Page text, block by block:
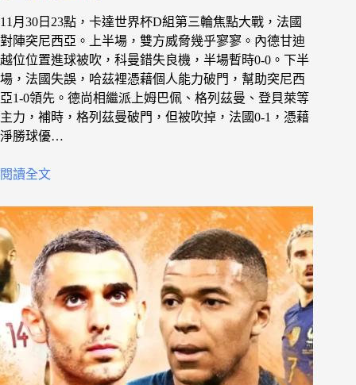
11月30日23點，卡達世界杯D組第三輪焦點大戰，法國
對陣突尼西亞。上半場，雙方威脅幾乎寥寥。內德甘迪
越位位置進球被吹，科曼錯失良機，半場暫時0-0。下半
場，法國失誤，哈茲裡憑藉個人能力破門，幫助突尼西
亞1-0領先。德尚相繼派上姆巴佩、格列茲曼、登貝萊等
主力，補時，格列茲曼破門，但被吹掉，法國0-1，憑藉
淨勝球優…
閱讀全文